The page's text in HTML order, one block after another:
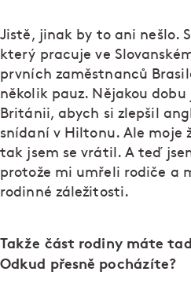
Jistě, jinak by to ani nešlo.
který pracuje ve
prvních zaměstnanců
několik pauz. Nějakou
Británii, abych si zlepšil
snídaní v Hiltonu. Ale moje
tak jsem se vrátil. A teď
protože mi umřeli rodiče a
rodinné záležitosti.
Takže část rodiny máte
Odkud přesně pocházíte?